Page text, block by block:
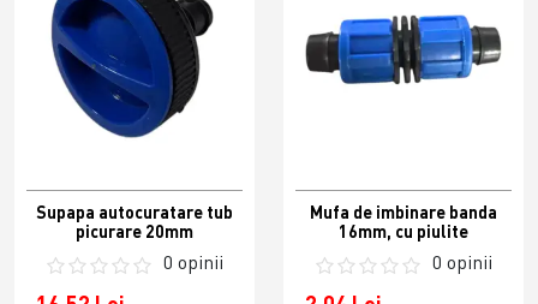
Supapa autocuratare tub
picurare 20mm
0 opinii
Mufa de imbinare banda
16mm, cu piulite
0 opinii